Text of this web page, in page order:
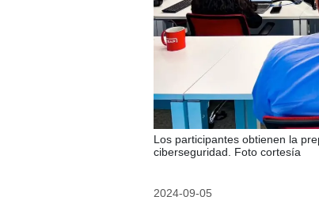
Los participantes obtienen la
ciberseguridad. Foto cortesía
2024-09-05